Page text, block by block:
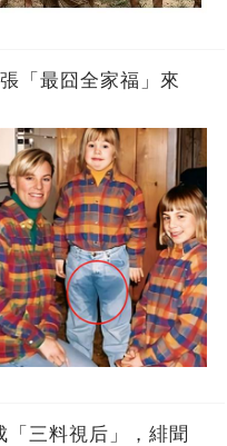
「最囧全家福」來
三料視后」，緋聞